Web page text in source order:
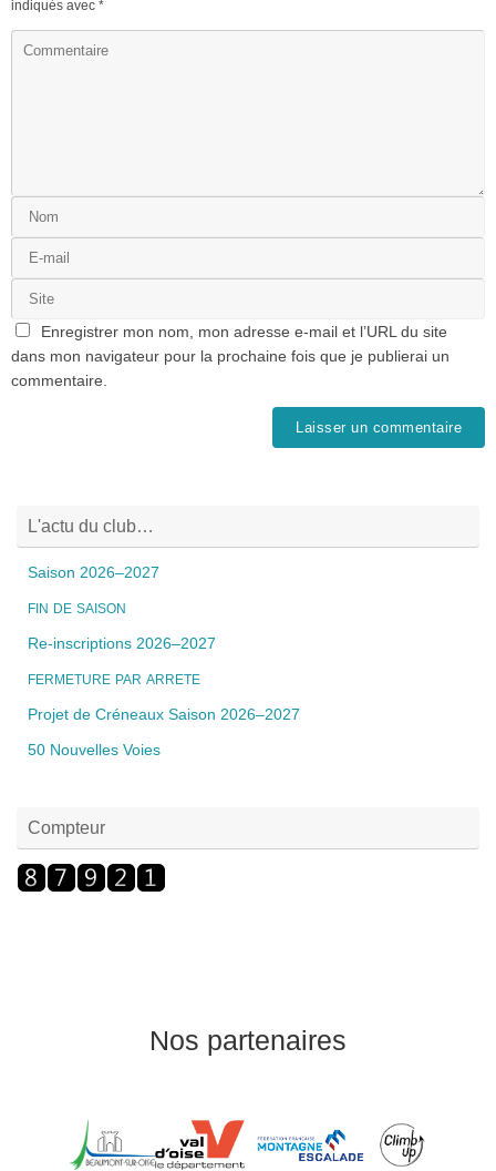
indiqués avec *
Enregistrer mon nom, mon adresse e-mail et l’URL du site
dans mon navigateur pour la prochaine fois que je publierai un
commentaire.
L'actu du club…
Saison 2026–2027
FIN DE SAISON
Re-inscriptions 2026–2027
FERMETURE PAR ARRETE
Projet de Créneaux Saison 2026–2027
50 Nouvelles Voies
Compteur
Nos partenaires